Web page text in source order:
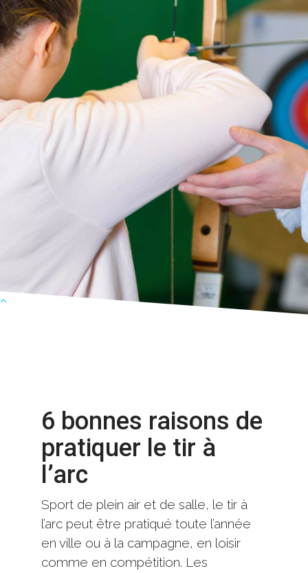
6 bonnes raisons de
pratiquer le tir à
l’arc
Sport de plein air et de salle, le tir à
l’arc peut être pratiqué toute l’année
en ville ou à la campagne, en loisir
comme en compétition. Les